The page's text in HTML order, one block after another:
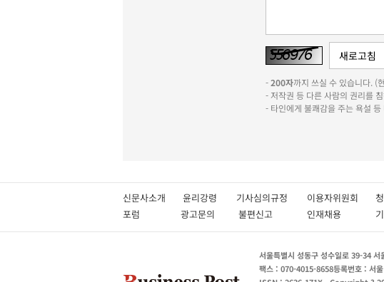
-200자까지 쓰실 수 있습니다.
- 저작권 등 다른 사람의 권리를
- 타인에게 불쾌감을 주는 욕설
신문사소개 윤리강령 기사심의규정 이용자위원회
포럼
광고문의 불편신고 인재채용
서울특별시 성동구 성수일로 39-34
팩스 : 070-4015-8658등록번호 : 서